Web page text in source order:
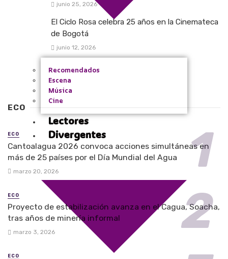
Recomendados
Escena
Música
Cine
Lectores
Divergentes
junio 25, 2026
El Ciclo Rosa celebra 25 años en la Cinemateca
de Bogotá
junio 12, 2026
ECO
ECO
Cantoalagua 2026 convoca acciones simultáneas en
más de 25 países por el Día Mundial del Agua
marzo 20, 2026
ECO
Proyecto de estabilización avanza en el Cagua, Soacha,
tras años de minería informal
marzo 3, 2026
ECO